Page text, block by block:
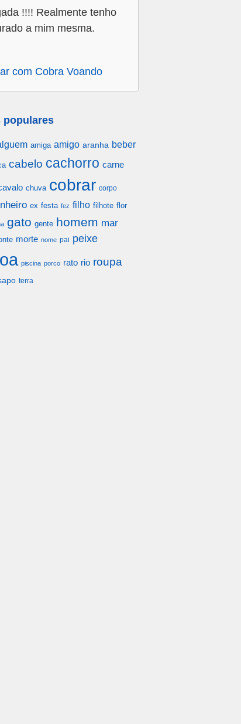
!!!! Realmente tenho
a mim mesma.
com Cobra Voando
populares
amiga amigo aranha beber
cabelo cachorro carne
chuva cobrar corpo
ex festa fez filho filhote flor
gato gente homem mar
morte nome pai peixe
piscina porco rato rio roupa
terra